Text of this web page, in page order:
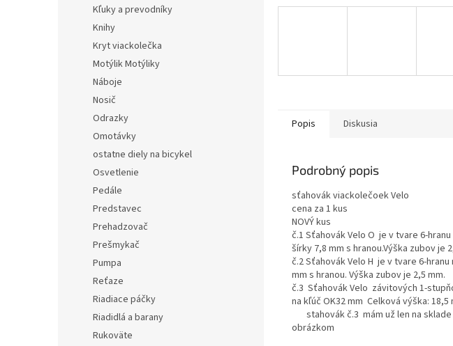
Kľuky a prevodníky
Knihy
Kryt viackolečka
Motýlik Motýliky
Náboje
Nosič
Odrazky
Omotávky
ostatne diely na bicykel
Osvetlenie
Pedále
Predstavec
Prehadzovač
Prešmykač
Pumpa
Reťaze
Riadiace páčky
Riadidlá a barany
Rukoväte
Popis Diskusia
Podrobný popis
sťahovák viackolečoek Velo
cena za 1 kus
NOVÝ kus
č.1 Sťahovák Velo O je v tvare 6-
šírky 7,8 mm s hranou.Výška zubov je
č.2 Sťahovák Velo H je v tvare 6-
mm s hranou. Výška zubov je 2,5 mm.
č.3 Sťahovák Velo závitových 1-
na kľúč OK32 mm Celková výška: 18,5
stahovák č.3 mám už len na
obrázkom